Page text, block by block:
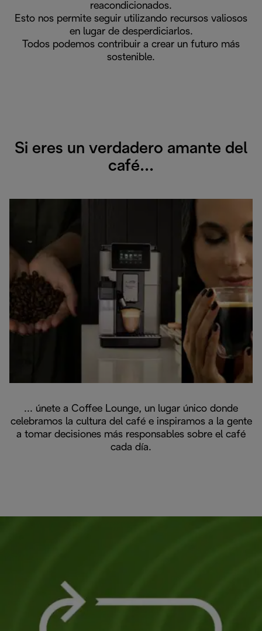
reacondicionados.
Esto nos permite seguir utilizando recursos valiosos
en lugar de desperdiciarlos.
Todos podemos contribuir a crear un futuro más
sostenible.
Si eres un verdadero amante del
café...
... únete a Coffee Lounge, un lugar único donde
celebramos la cultura del café e inspiramos a la gente
a tomar decisiones más responsables sobre el café
cada día.